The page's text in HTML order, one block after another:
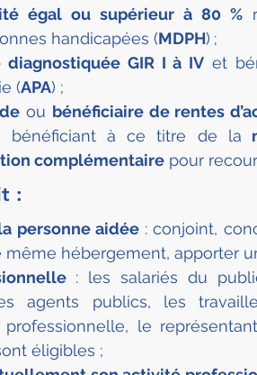
égal ou supérieur à 80 %
handicapées (MDPH) ;
diagnostiquée GIR I à IV et
(APA) ;
ou bénéficiaire de rentes
bénéficiant à ce titre de la
complémentaire pour
:
personne aidée : conjoint,
hébergement, apporter
: les salariés du
agents publics, les
le
éligibles ;